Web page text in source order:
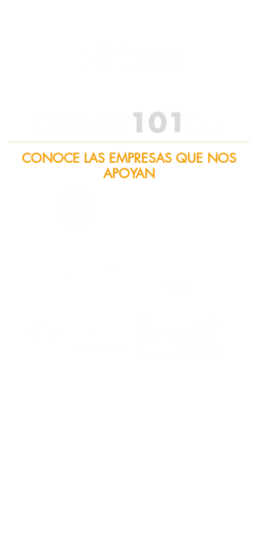
CONOCE LAS EMPRESAS QUE NOS
APOYAN